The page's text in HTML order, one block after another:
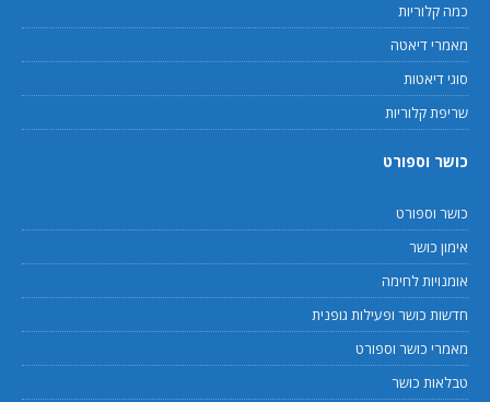
כמה קלוריות
מאמרי דיאטה
סוגי דיאטות
שריפת קלוריות
כושר וספורט
כושר וספורט
אימון כושר
אומנויות לחימה
חדשות כושר ופעילות גופנית
מאמרי כושר וספורט
טבלאות כושר